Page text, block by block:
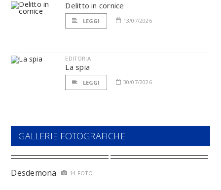
Delitto in cornice
LEGGI 13/07/2026
EDITORIA
La spia
LEGGI 30/07/2026
GALLERIE FOTOGRAFICHE
Desdemona 14 FOTO